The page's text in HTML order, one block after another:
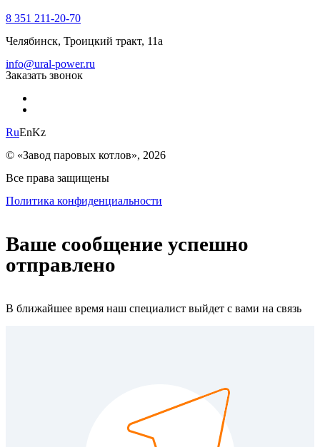
8 351 211-20-70
Челябинск, Троицкий тракт, 11а
info@ural-power.ru
Заказать звонок
RuEnKz
© «Завод паровых котлов», 2026
Все права защищены
Политика конфиденциальности
Ваше сообщение успешно
отправлено
В ближайшее время наш специалист выйдет с вами на связь